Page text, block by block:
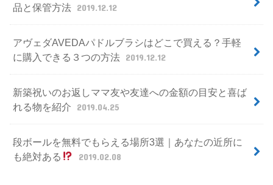
品と保管方法 2019.12.12
アヴェダAVEDAパドルブラシはどこで買える？手軽
に購入できる３つの方法 2019.12.12
新築祝いのお返しママ友や友達への金額の目安と喜ば
れる物を紹介
2019.04.25
段ボールを無料でもらえる場所3選｜あなたの近所に
も絶対ある
2019.02.08